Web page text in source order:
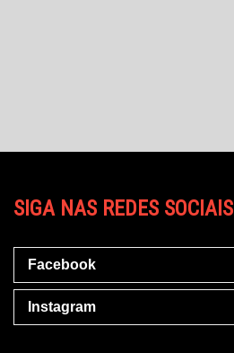
SIGA NAS REDES SOCIAIS
Facebook
Instagram